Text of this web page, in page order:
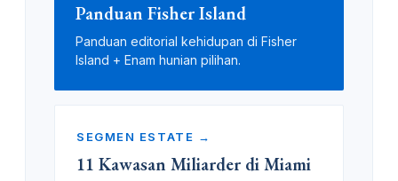
Panduan Fisher Island
Panduan editorial kehidupan di Fisher
Island + Enam hunian pilihan.
SEGMEN ESTATE →
11 Kawasan Miliarder di Miami